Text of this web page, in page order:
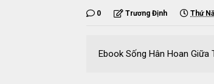
0 Trương Định Thứ
Ebook Sống Hân Hoan Giữa